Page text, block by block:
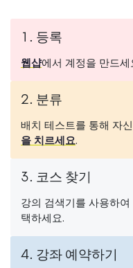
1. 등록
웹샵에서 계정을 만드세
2. 분류
배치 테스트를 통해 자
을 치르세요.
3. 코스 찾기
강의 검색기를 사용하
택하세요.
4. 강좌 예약하기